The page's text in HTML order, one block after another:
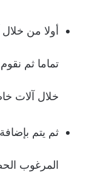
أولا من
تماما ثم
خلال آلات
ثم يتم
المرغوب